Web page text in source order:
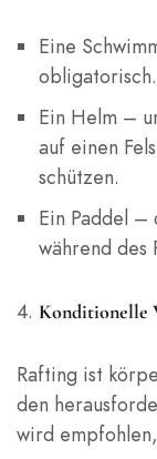
Eine
obligatorisch.
Ein Helm –
auf einen
schützen.
Ein Paddel –
während des
Konditionelle
Rafting ist
den
wird